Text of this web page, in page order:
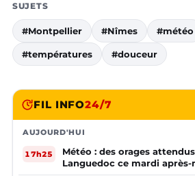
SUJETS
#Montpellier #Nîmes #météo
#températures #douceur
FIL INFO24/7
AUJOURD'HUI
17h25
Météo : des orages
Languedoc ce mardi après-